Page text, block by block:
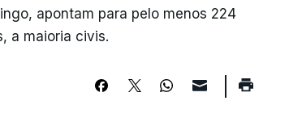
apontam para pelo menos 224
a maioria civis.